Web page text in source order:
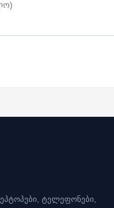
ტელეფონები,